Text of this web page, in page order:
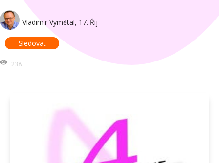
Vladimír Vymětal, 17. Říj
Sledovat
238